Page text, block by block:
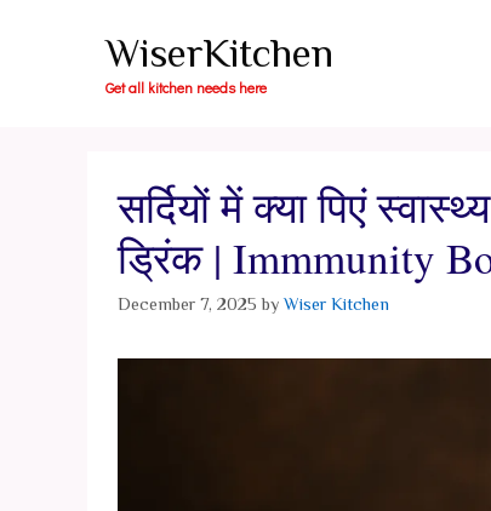
WiserKitchen
Get all kitchen needs here
सर्दियों में क्या पिएं
ड्रिंक | Immmunity
December 7, 2025 byWiser Kitchen